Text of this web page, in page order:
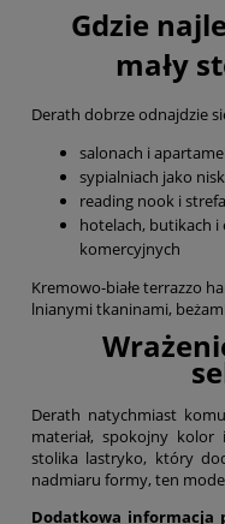
Gdzie
mały
Derath dobrze odnajdzie
salonach i
sypialniach jako
reading nook i
hotelach, butikach i
komercyjnych
Kremowo-białe terrazzo
lnianymi tkaninami,
Derath natychmiast
materiał, spokojny kolor
stolika lastryko, który
nadmiaru formy, ten
Dodatkowa informacja